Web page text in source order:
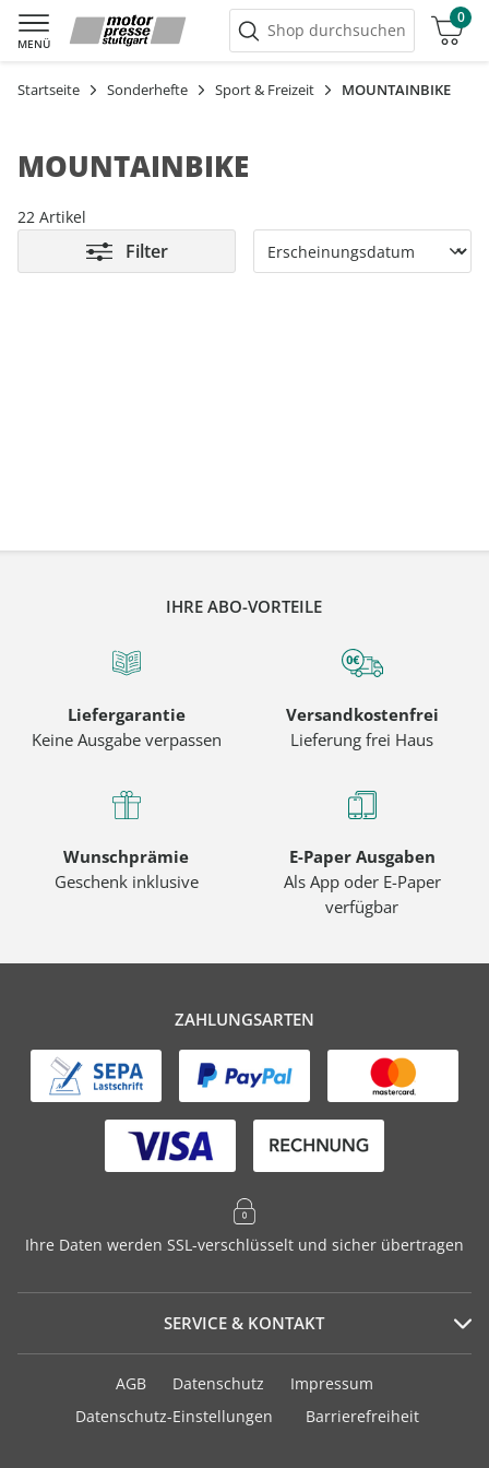
MENÜ
Shop durchsuchen
0
Warenkorb
Startseite Sonderhefte Sport & Freizeit MOUNTAINBIKE
MOUNTAINBIKE
22 Artikel
Filter
IHRE ABO-VORTEILE
Liefergarantie
Keine Ausgabe verpassen
Versandkostenfrei
Lieferung frei Haus
Wunschprämie
Geschenk inklusive
E-Paper Ausgaben
Als App oder E-Paper
verfügbar
ZAHLUNGSARTEN
Ihre Daten werden SSL-verschlüsselt und sicher übertragen
SERVICE & KONTAKT
Serviceportal
Versand und Zahlung
AGB Datenschutz
Impressum
Datenschutz-Einstellungen
Barrierefreiheit